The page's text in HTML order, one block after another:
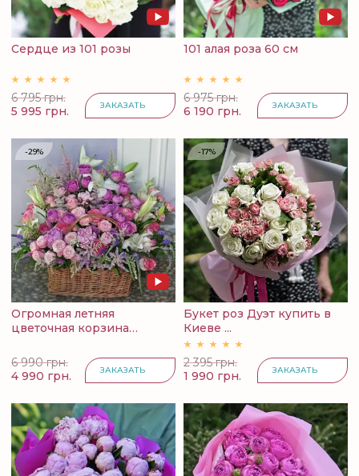
Сердце из 101 розы
6 795 грн.
5 995 грн.
ЗАКАЗАТЬ
101 алая роза 60 см
6 975 грн.
6 190 грн.
ЗАКАЗАТЬ
-29%
Огромная летняя
цветочная корзина
6 990 грн.
4 990 грн.
ЗАКАЗАТЬ
-17%
Букет роз Дуэт купить в
Киеве ...
2 395 грн.
1 990 грн.
ЗАКАЗАТЬ